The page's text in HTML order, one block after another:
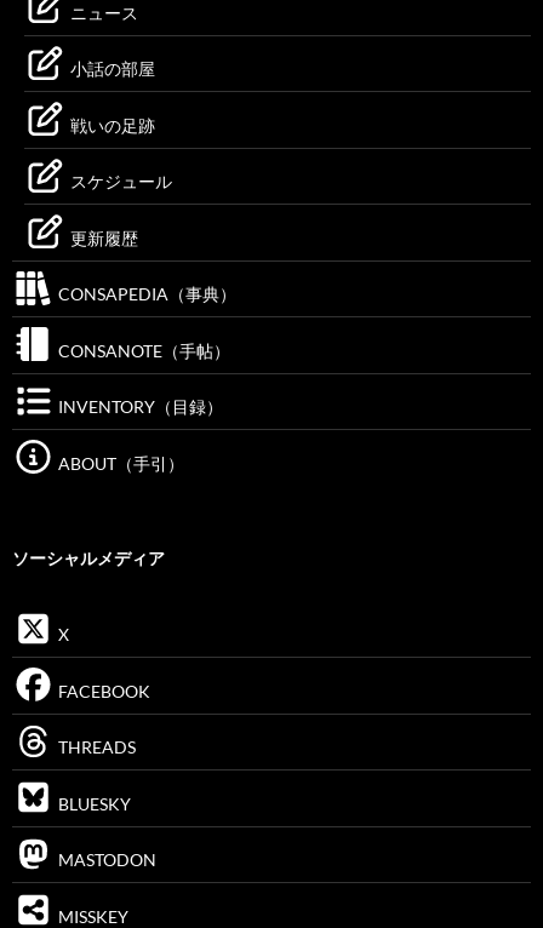
ニュース
小話の部屋
戦いの足跡
スケジュール
更新履歴
CONSAPEDIA（事典）
CONSANOTE（手帖）
INVENTORY（目録）
ABOUT（手引）
ソーシャルメディア
X
FACEBOOK
THREADS
BLUESKY
MASTODON
MISSKEY